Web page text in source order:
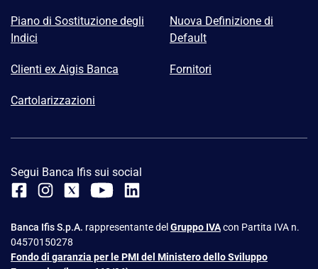
Piano di Sostituzione degli
Indici
Nuova Definizione di
Default
Clienti ex Aigis Banca Fornitori
Cartolarizzazioni
Segui Banca Ifis sui social
Banca Ifis S.p.A. rappresentante del Gruppo IVAcon Partita IVA n.
04570150278
Fondo di garanzia per le PMI del Ministero dello Sviluppo